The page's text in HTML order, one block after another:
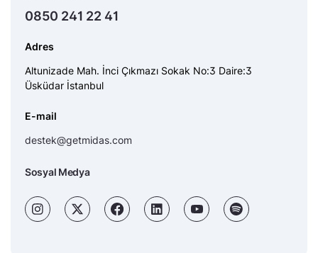
0850 241 22 41
Adres
Altunizade Mah. İnci Çıkmazı Sokak No:3 Daire:3
Üsküdar İstanbul
E-mail
destek@getmidas.com
Sosyal Medya